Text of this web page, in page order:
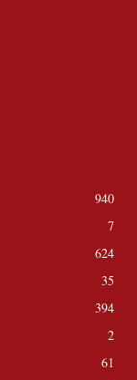
940
7
624
35
394
2
61